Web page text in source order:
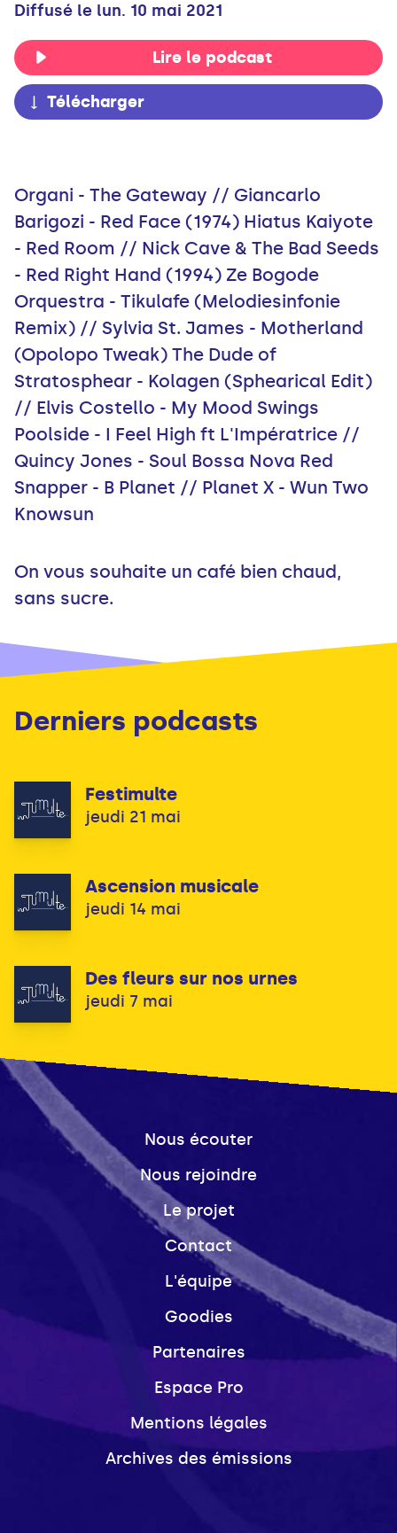
Diffusé le lun. 10 mai 2021
Lire le podcast
Télécharger
Organi - The Gateway // Giancarlo
Barigozi - Red Face (1974) Hiatus Kaiyote
- Red Room // Nick Cave & The Bad Seeds
- Red Right Hand (1994) Ze Bogode
Orquestra - Tikulafe (Melodiesinfonie
Remix) // Sylvia St. James - Motherland
(Opolopo Tweak) The Dude of
Stratosphear - Kolagen (Sphearical Edit)
// Elvis Costello - My Mood Swings
Poolside - I Feel High ft L'Impératrice //
Quincy Jones - Soul Bossa Nova Red
Snapper - B Planet // Planet X - Wun Two
Knowsun
On vous souhaite un café bien chaud,
sans sucre.
Derniers podcasts
Festimulte
jeudi 21 mai
Ascension musicale
jeudi 14 mai
Des fleurs sur nos urnes
jeudi 7 mai
Nous écouter
Nous rejoindre
Le projet
Contact
L'équipe
Goodies
Partenaires
Espace Pro
Mentions légales
Archives des émissions